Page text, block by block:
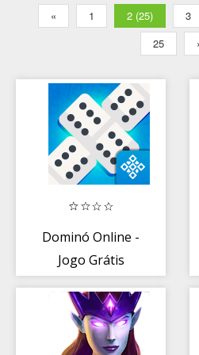
« 1 2 (25) 3
25
Dominó Online -
Jogo Grátis